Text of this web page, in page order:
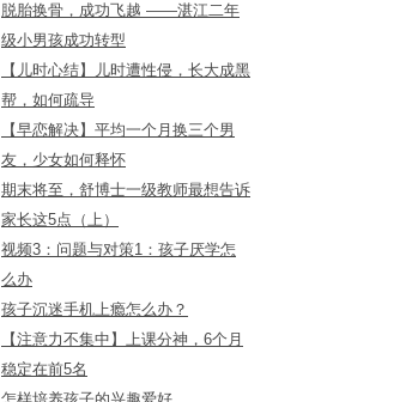
脱胎换骨，成功飞越 ——湛江二年
级小男孩成功转型
【儿时心结】儿时遭性侵，长大成黑
帮，如何疏导
【早恋解决】平均一个月换三个男
友，少女如何释怀
期末将至，舒博士一级教师最想告诉
家长这5点（上）
视频3：问题与对策1：孩子厌学怎
么办
孩子沉迷手机上瘾怎么办？
【注意力不集中】上课分神，6个月
稳定在前5名